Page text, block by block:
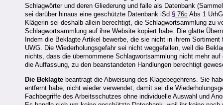
Schlagwörter und deren Gliederung und falle als Datenbank
sei darüber hinaus eine geschützte Datenbank iSd § 76c Abs 1
Klägerin sei deshalb allein berechtigt, die Schlagwortsammlung zu
Schlagwortsammlung auf ihre Website kopiert habe. Die glatte
Indem die Beklagte Artikel bewerbe, die sie nicht in ihrem
UWG. Die Wiederholungsgefahr sei nicht weggefallen, weil die
nichts, dass die übernommene Schlagwortsammlung nicht mehr
die Auffassung, zu den beanstandeten Handlungen berechtigt
Die Beklagte beantragt die Abweisung des Klagebegehrens. Sie
entfernt habe, nicht wieder verwendet; damit sei die
Fachbegriffe des Arbeitsschutzes ohne individuelle Auswahl und